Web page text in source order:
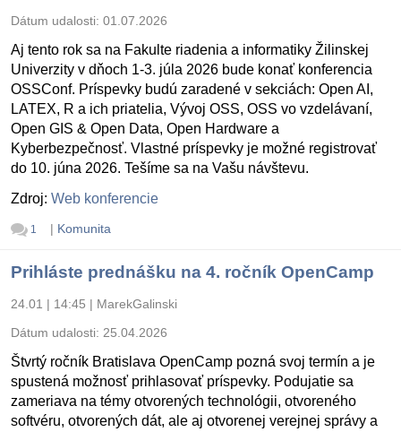
Dátum udalosti: 01.07.2026
Aj tento rok sa na Fakulte riadenia a informatiky Žilinskej
Univerzity v dňoch 1-3. júla 2026 bude konať konferencia
OSSConf. Príspevky budú zaradené v sekciách: Open AI,
LATEX, R a ich priatelia, Vývoj OSS, OSS vo vzdelávaní,
Open GIS & Open Data, Open Hardware a
Kyberbezpečnosť. Vlastné príspevky je možné registrovať
do 10. júna 2026. Tešíme sa na Vašu návštevu.
Zdroj: Web konferencie
1 | Komunita
Prihláste prednášku na 4. ročník OpenCamp
24.01 | 14:45 | MarekGalinski
Dátum udalosti: 25.04.2026
Štvrtý ročník Bratislava OpenCamp pozná svoj termín a je
spustená možnosť prihlasovať príspevky. Podujatie sa
zameriava na témy otvorených technológii, otvoreného
softvéru, otvorených dát, ale aj otvorenej verejnej správy a